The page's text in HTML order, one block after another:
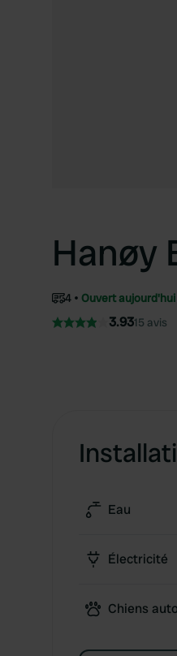
Hanøy
4 Ouvert aujourd'hui
3.9315 avis
Eau
Électricité
Chiens